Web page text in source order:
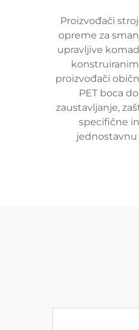
Proizvođači
opreme za
upravljive
proizvođači
PET boca
zaustavljanje,
specifične